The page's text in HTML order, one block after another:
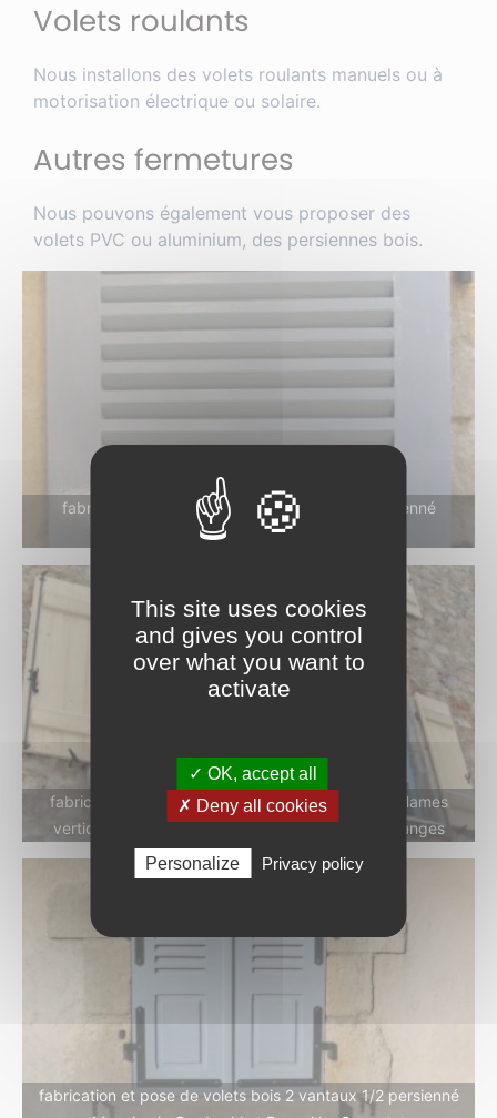
Volets roulants
Nous installons des volets roulants manuels ou à
motorisation électrique ou solaire.
Autres fermetures
Nous pouvons également vous proposer des
volets PVC ou aluminium, des persiennes bois.
fabrication et pose de volet bois 1 vantail persienné
Menuiserie Gradwohl et Pascal La Sauvetat
fabrication et pose de volets battants en sapin à lames
verticales Menuiserie Gradwohl et Pascal Sauxillanges
fabrication et pose de volets bois 2 vantaux 1/2 persienné
This site uses cookies
and gives you control
over what you want to
activate
✓ OK, accept all
✗ Deny all cookies
Personalize Privacy policy